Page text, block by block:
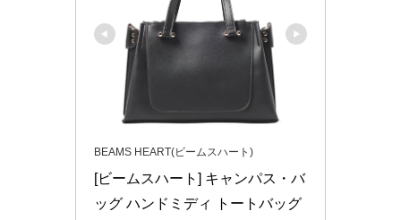
BEAMS HEART(ビームスハート)
[ビームスハート] キャンパス・バ
ッグ ハンドミディ トートバッグ